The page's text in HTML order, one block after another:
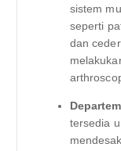
sistem
seperti
dan
tersedia